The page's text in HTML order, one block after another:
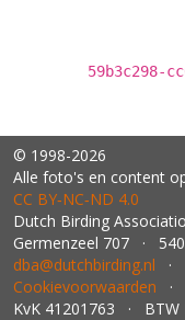
59b3c298-
© 1998-2026
Alle foto's en content
CC BY‑NC‑ND 4.0
Dutch Birding
Germenzeel 707 ·
dba@dutchbirding.nl ·
Cookievoorwaarden ·
KvK 41201763 · BTW